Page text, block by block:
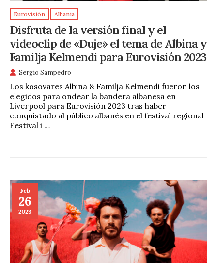
Eurovisión Albania
Disfruta de la versión final y el
videoclip de «Duje» el tema de Albina y
Familja Kelmendi para Eurovisión 2023
Sergio Sampedro
Los kosovares Albina & Familja Kelmendi fueron los
elegidos para ondear la bandera albanesa en
Liverpool para Eurovisión 2023 tras haber
conquistado al público albanés en el festival regional
Festival i …
Feb
26
2023